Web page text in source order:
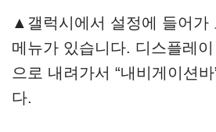
▲갤럭시에서 설정에 들어가
메뉴가 있습니다. 디스플레
으로 내려가서 “내비게이션
다.